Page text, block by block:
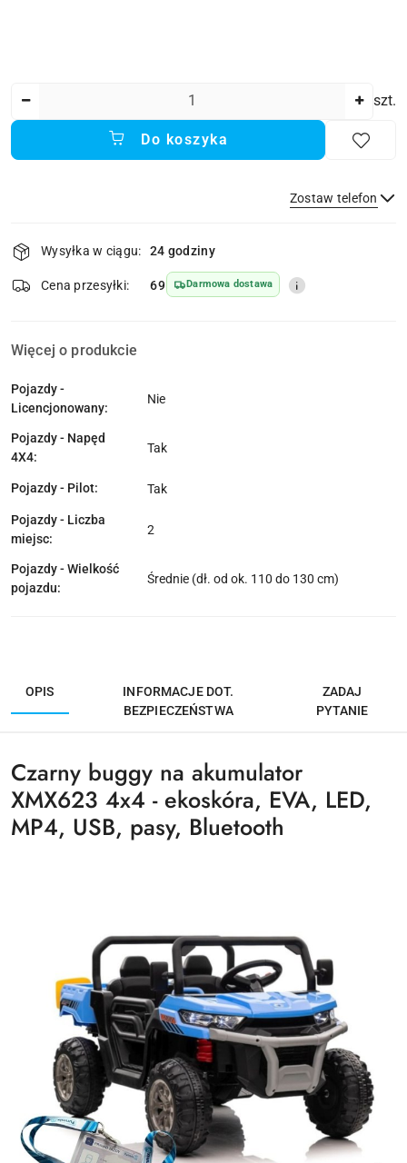
szt.
Do koszyka
Zostaw telefon
Wyślij
Dostępność
i
dostawa
Wysyłka w ciągu: 24 godziny
Cena przesyłki: 69 Darmowa dostawa
Więcej o produkcie
Pojazdy -
Licencjonowany:
Nie
Pojazdy - Napęd
4X4:
Tak
Pojazdy - Pilot: Tak
Pojazdy - Liczba
miejsc:
2
Pojazdy - Wielkość
pojazdu:
Średnie (dł. od ok. 110 do 130 cm)
OPIS
INFORMACJE DOT.
BEZPIECZEŃSTWA
ZADAJ
PYTANIE
Czarny buggy na akumulator
XMX623 4x4 - ekoskóra, EVA, LED,
MP4, USB, pasy, Bluetooth